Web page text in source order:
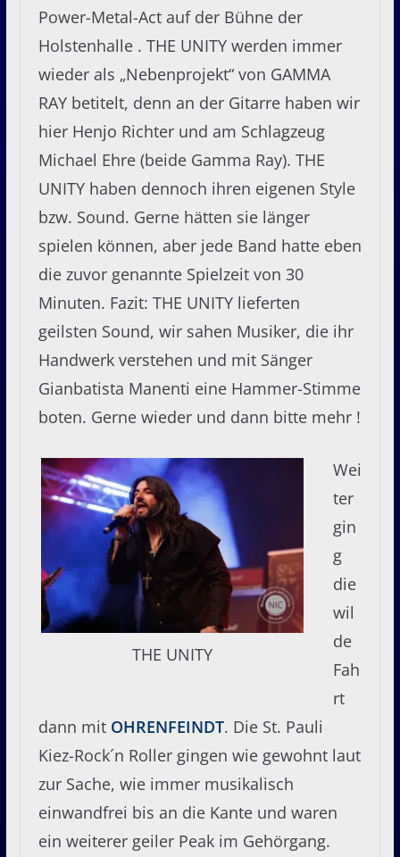
Power-Metal-Act auf der Bühne der
Holstenhalle . THE UNITY werden immer
wieder als „Nebenprojekt“ von GAMMA
RAY betitelt, denn an der Gitarre haben wir
hier Henjo Richter und am Schlagzeug
Michael Ehre (beide Gamma Ray). THE
UNITY haben dennoch ihren eigenen Style
bzw. Sound. Gerne hätten sie länger
spielen können, aber jede Band hatte eben
die zuvor genannte Spielzeit von 30
Minuten. Fazit: THE UNITY lieferten
geilsten Sound, wir sahen Musiker, die ihr
Handwerk verstehen und mit Sänger
Gianbatista Manenti eine Hammer-Stimme
boten. Gerne wieder und dann bitte mehr !
THE UNITY
Wei
ter
gin
g
die
wil
de
Fah
rt
dann mit OHRENFEINDT. Die St. Pauli
Kiez-Rock´n Roller gingen wie gewohnt laut
zur Sache, wie immer musikalisch
einwandfrei bis an die Kante und waren
ein weiterer geiler Peak im Gehörgang.